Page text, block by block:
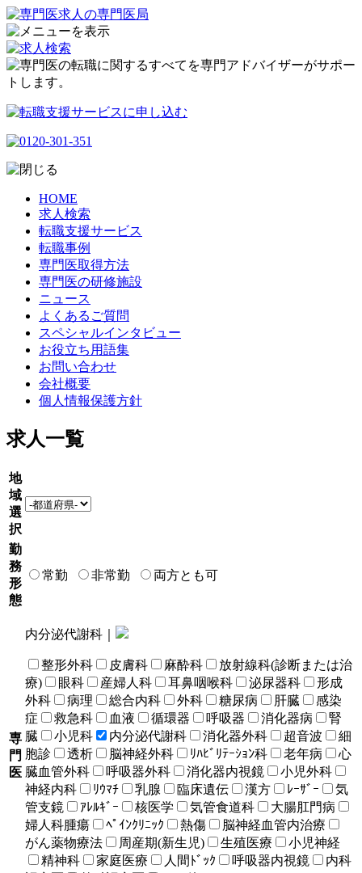
HOME
求人検索
転職支援サービス
転職事例
専門医取得方法
専門医の研修施設
ニュース
よくあるご質問
スペシャルインタビュー
お役立ち用語集
お問い合わせ
会社概要
個人情報保護方針
求人一覧
地
域
選
択
勤
務
形
態
常勤 非常勤 両方とも可
専
門
医
内分泌代謝科｜
整形外科 皮膚科 麻酔科
放射線科(診断または治
療)
眼科 産婦人科 耳鼻咽喉科 泌尿器科
形成
外科
病理 総合内科 外科 糖尿病 肝臓
感染
症
救急科 血液 循環器 呼吸器 消化器病
腎
臓
小児科 内分泌代謝科 消化器外科 超音波
細
胞診
透析 脳神経外科 ﾘﾊﾋﾞﾘﾃｰｼｮﾝ科 老年病
心
臓血管外科
呼吸器外科 消化器内視鏡
小児外科
神経内科
ﾘｳﾏﾁ 乳腺 臨床遺伝 漢方 ﾚｰｻﾞｰ
気
管支鏡
ｱﾚﾙｷﾞｰ 核医学 気管食道科
大腸肛門病
婦人科腫瘍
ﾍﾟｲﾝｸﾘﾆｯｸ 熱傷
脳神経血管内治療
がん薬物療法
周産期(新生児) 生殖医療
小児神経
精神科
家庭医療 人間ﾄﾞｯｸ 呼吸器内視鏡
内科